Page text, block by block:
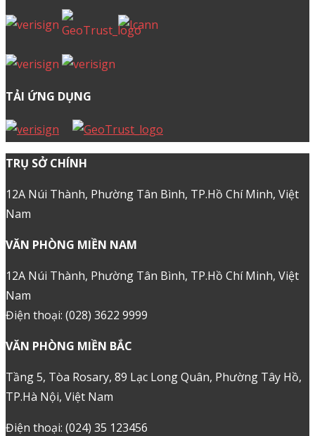
Cloud Hosting
Email
Kinh nghiệm bán hàng
Series hướng dẫn WordPress
THANH TOÁN